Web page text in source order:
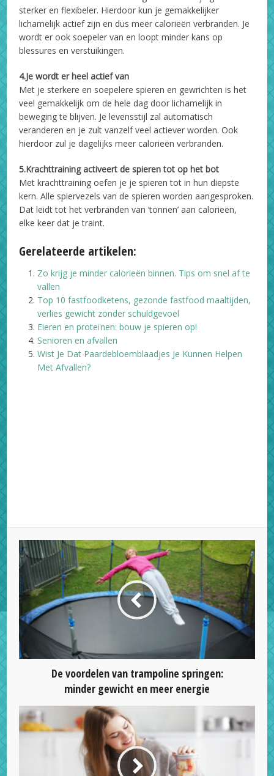
sterker en flexibeler. Hierdoor kun je gemakkelijker
lichamelijk actief zijn en dus meer calorieën verbranden. Je
wordt er ook soepeler van en loopt minder kans op
blessures en verstuikingen.
4.Je wordt er heel actief van
Met je sterkere en soepelere spieren en gewrichten is het
veel gemakkelijk om de hele dag door lichamelijk in
beweging te blijven. Je levensstijl zal automatisch
veranderen en je zult vanzelf veel actiever worden. Ook
hierdoor zul je dagelijks meer calorieën verbranden.
5.Krachttraining activeert de spieren tot op het bot
Met krachttraining oefen je je spieren tot in hun diepste
kern. Alle spiervezels van de spieren worden aangesproken.
Dat leidt tot het verbranden van ‘tonnen’ aan calorieën,
elke keer dat je traint.
Gerelateerde artikelen:
Zo krijg je minder calorieën binnen. Tips om snel af te
vallen
Top 10 fastfoodketens, gezonde fastfood maaltijden,
verlies gewicht zonder schuldgevoel
Eieren en proteïnen: bouw je spieren op!
Senioren en afvallen
Wist Je Dat Paardebloemblaadjes Je Kunnen Helpen
Met Afvallen?
De voordelen van trampoline springen:
minder gewicht en meer energie